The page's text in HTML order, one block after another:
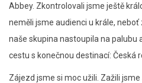
Abbey. Zkontrolovali jsme ještě
neměli jsme audienci u krále,
naše skupina nastoupila na palubu
cestu s konečnou destinací: Česká
Zájezd jsme si moc užili. Zažili